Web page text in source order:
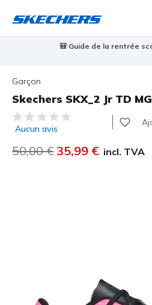
🎒 Guide de la rentrée
Garçon
Skechers SKX_2 Jr TD MG
Évaluation client 3,5 sur 5
Aucun avis
Prix réduit de
50,00 € à
35,99 € incl. TVA